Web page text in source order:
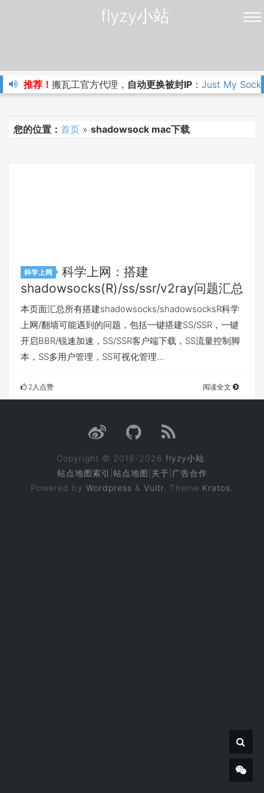
flyzy小站
推荐！ 搬瓦工官方代理， 自动更换被封IP ： Just My
您的位置： 首页 » shadowsock mac下载
科学上网
科学上网：搭建
shadowsocks(R)/ss/ssr/v2ray问题汇总
本页面汇总所有搭建shadowsocks/shadowsocksR科学
上网/翻墙可能遇到的问题，包括一键搭建SS/SSR，一键
开启BBR/锐速加速，SS/SSR客户端下载，SS流量控制脚
本，SS多用户管理，SS可视化管理…
2人点赞 阅读全文
Copyright © 2016-2026 flyzy小站
站点地图索引 站点地图 关于 广告合作
Powered by Wordpress & Vultr . Theme Kratos.